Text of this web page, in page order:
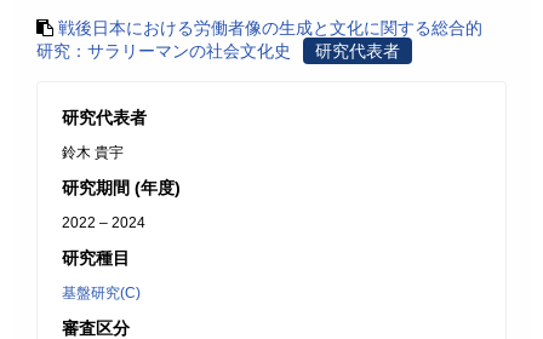
戦後日本における労働者像の生成と文化に関する総合的
研究：サラリーマンの社会文化史
研究代表者
研究代表者
鈴木 貴宇
研究期間 (年度)
2022 – 2024
研究種目
基盤研究(C)
審査区分